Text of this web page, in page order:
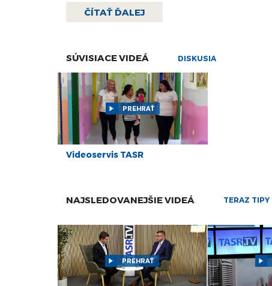
ČÍTAŤ ĎALEJ
SÚVISIACE VIDEÁ DISKUSIA
PREHRAŤ
Videoservis TASR
NAJSLEDOVANEJŠIE VIDEÁ TERAZ TIPY
PREHRAŤ